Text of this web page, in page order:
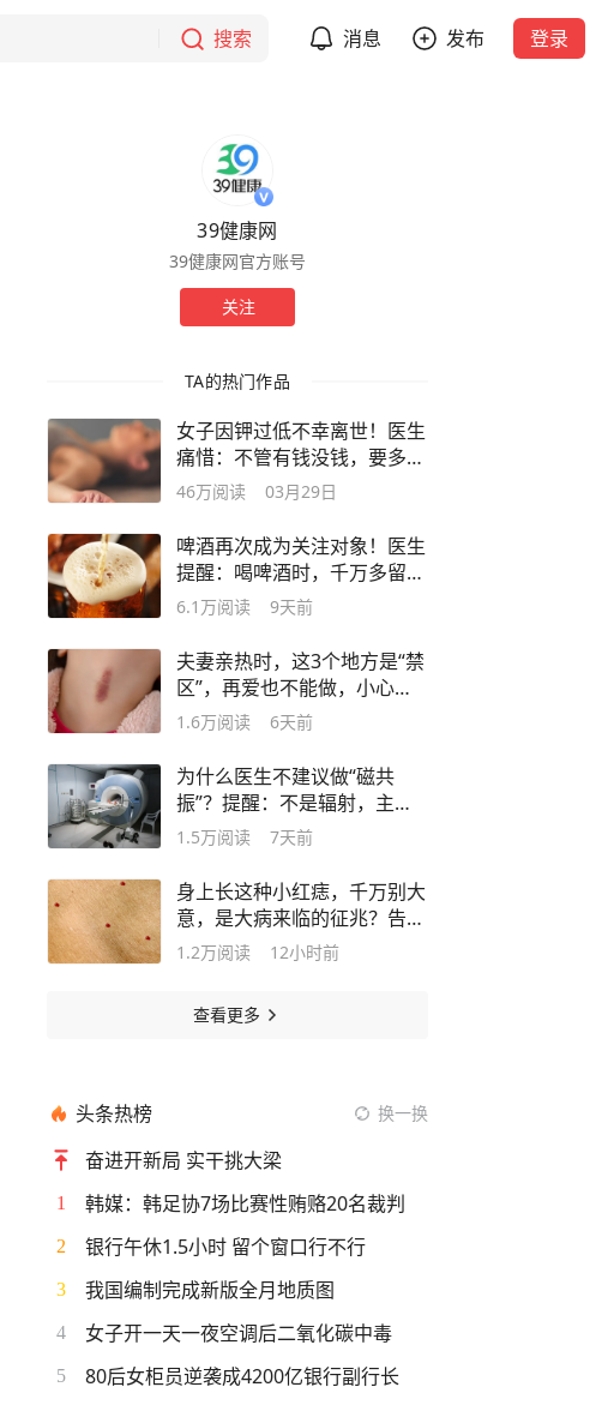
搜索 消息 发布 登录
39健康网
39健康网官方账号
关注
TA的热门作品
女子因钾过低不幸离世！医生
痛惜：不管有钱没钱，要多吃
这几物
46万阅读 03月29日
啤酒再次成为关注对象！医生
提醒：喝啤酒时，千万多留意
这几点！
6.1万阅读 9天前
夫妻亲热时，这3个地方是“禁
区”，再爱也不能做，小心搞
出人命
1.6万阅读 6天前
为什么医生不建议做“磁共
振”？提醒：不是辐射，主要
因为这4点
1.5万阅读 7天前
身上长这种小红痣，千万别大
意，是大病来临的征兆？告诉
你真相
1.2万阅读 12小时前
查看更多
头条热榜 换一换
奋进开新局 实干挑大梁
1 韩媒：韩足协7场比赛性贿赂20名裁判
2 银行午休1.5小时 留个窗口行不行
3 我国编制完成新版全月地质图
4 女子开一天一夜空调后二氧化碳中毒
5 80后女柜员逆袭成4200亿银行副行长